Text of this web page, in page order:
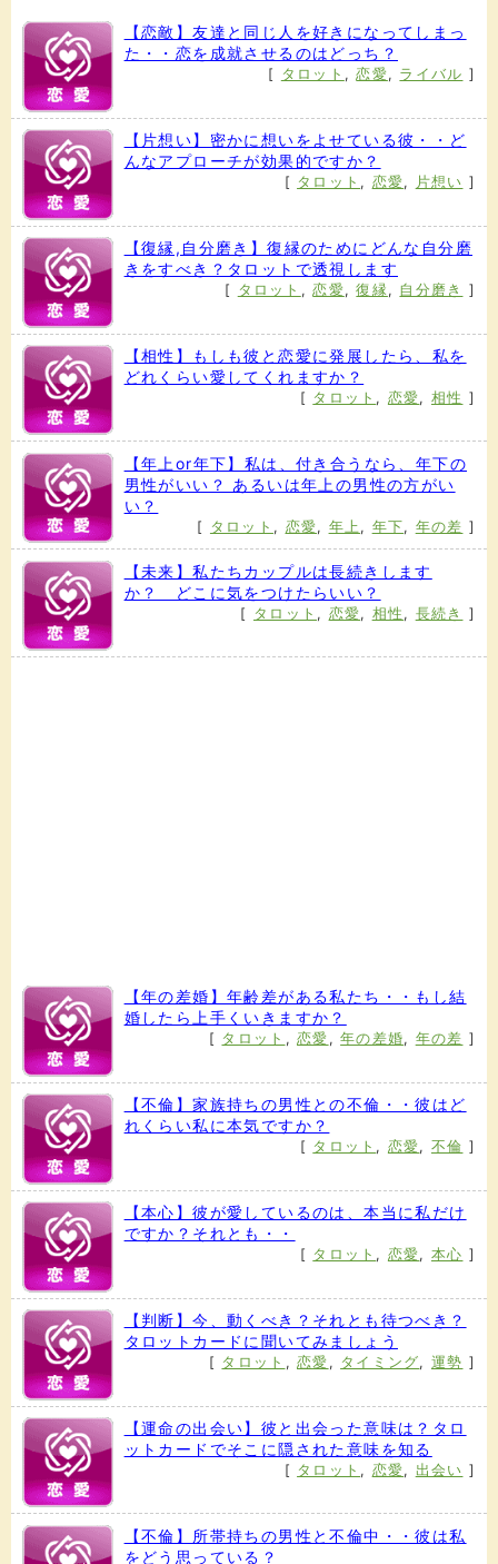
【恋敵】友達と同じ人を好きになってしまっ
た・・恋を成就させるのはどっち？
[ タロット ,恋愛, ライバル ]
【片想い】密かに想いをよせている彼・・ど
んなアプローチが効果的ですか？
[ タロット , 恋愛, 片想い ]
【復縁,自分磨き】復縁のためにどんな自分磨
きをすべき？タロットで透視します
[ タロット ,恋愛,復縁 , 自分磨き ]
【相性】もしも彼と恋愛に発展したら、私を
どれくらい愛してくれますか？
[ タロット , 恋愛, 相性 ]
【年上or年下】私は、付き合うなら、年下の
男性がいい？ あるいは年上の男性の方がい
い？
[ タロット , 恋愛, 年上 , 年下, 年の差 ]
【未来】私たちカップルは長続きします
か？ どこに気をつけたらいい？
[ タロット , 恋愛, 相性 , 長続き ]
【年の差婚】年齢差がある私たち・・もし結
婚したら上手くいきますか？
[ タロット ,恋愛 ,年の差婚, 年の差 ]
【不倫】家族持ちの男性との不倫・・彼はど
れくらい私に本気ですか？
[ タロット , 恋愛, 不倫 ]
【本心】彼が愛しているのは、本当に私だけ
ですか？それとも・・
[ タロット , 恋愛, 本心 ]
【判断】今、動くべき？それとも待つべき？
タロットカードに聞いてみましょう
[ タロット ,恋愛 , タイミング, 運勢 ]
【運命の出会い】彼と出会った意味は？タロ
ットカードでそこに隠された意味を知る
[ タロット , 恋愛, 出会い ]
【不倫】所帯持ちの男性と不倫中・・彼は私
をどう思っている？